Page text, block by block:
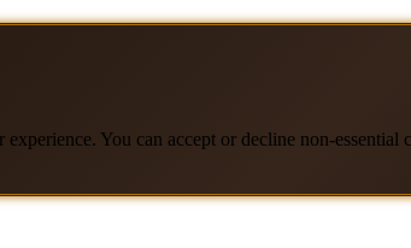
You can accept or decline non-essential